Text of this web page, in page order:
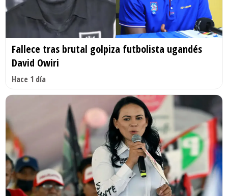
Fallece tras brutal golpiza futbolista ugandés
David Owiri
Hace 1 día